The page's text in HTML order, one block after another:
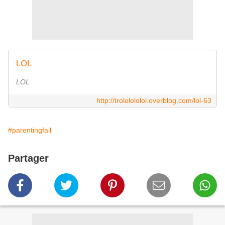
LOL
LOL
http://trololololol.overblog.com/lol-63
#parentingfail
Partager